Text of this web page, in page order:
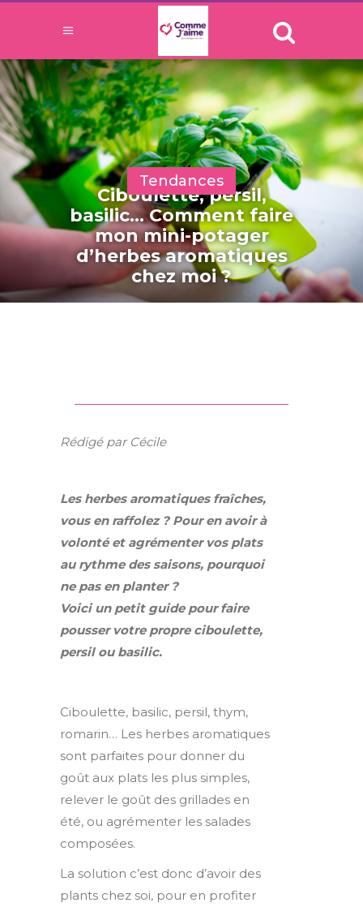
Ciboulette, persil,
basilic… Comment faire
mon mini-potager
d’herbes aromatiques
chez moi ?
Tendances
Rédigé par Cécile
Les herbes aromatiques fraîches,
vous en raffolez ? Pour en avoir à
volonté et agrémenter vos plats
au rythme des saisons, pourquoi
ne pas en planter ?
Voici un petit guide pour faire
pousser votre propre ciboulette,
persil ou basilic.
Ciboulette, basilic, persil, thym,
romarin… Les herbes aromatiques
sont parfaites pour donner du
goût aux plats les plus simples,
relever le goût des grillades en
été, ou agrémenter les salades
composées.
La solution c’est donc d’avoir des
plants chez soi, pour en profiter